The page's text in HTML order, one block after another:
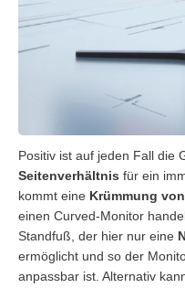
Positiv ist auf jeden Fall die
Seitenverhältnis für ein
kommt eine Krümmung
einen Curved-Monitor
Standfuß, der hier nur eine
ermöglicht und so der
anpassbar ist. Alternativ